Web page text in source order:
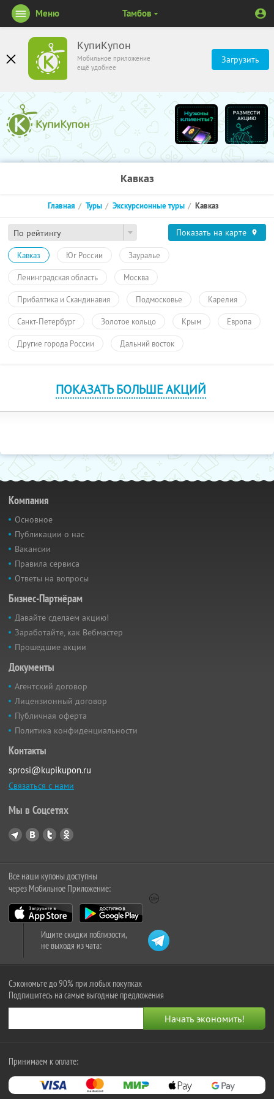
КупиКупон
Мобильное приложение
ещё удобнее
Загрузить
Меню Тамбов
Кавказ
По рейтингу
Главная Туры Экскурсионные туры Кавказ
Показать на карте
Кавказ Юг России Зауралье
Ленинградская область Москва
Прибалтика и Скандинавия Подмосковье Карелия
Санкт-Петербург Золотое кольцо Крым Европа
Другие города России Дальний восток
ПОКАЗАТЬ БОЛЬШЕ АКЦИЙ
Компания
Основное
Публикации о нас
Вакансии
Правила сервиса
Ответы на вопросы
Бизнес-Партнёрам
Давайте сделаем акцию!
Заработайте, как Вебмастер
Прошедшие акции
Документы
Агентский договор
Лицензионный договор
Публичная оферта
Политика конфиденциальности
Контакты
sprosi@kupikupon.ru
Связаться с нами
Мы в Соцсетях
Все наши купоны доступны
через Мобильное Приложение:
Ищите скидки поблизости,
не выходя из чата:
Сэкономьте до 90% при любых покупках
Подпишитесь на самые выгодные предложения
Принимаем к оплате: